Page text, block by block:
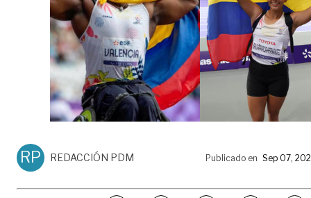
RP REDACCIÓN PDM Publicado en Sep 07,